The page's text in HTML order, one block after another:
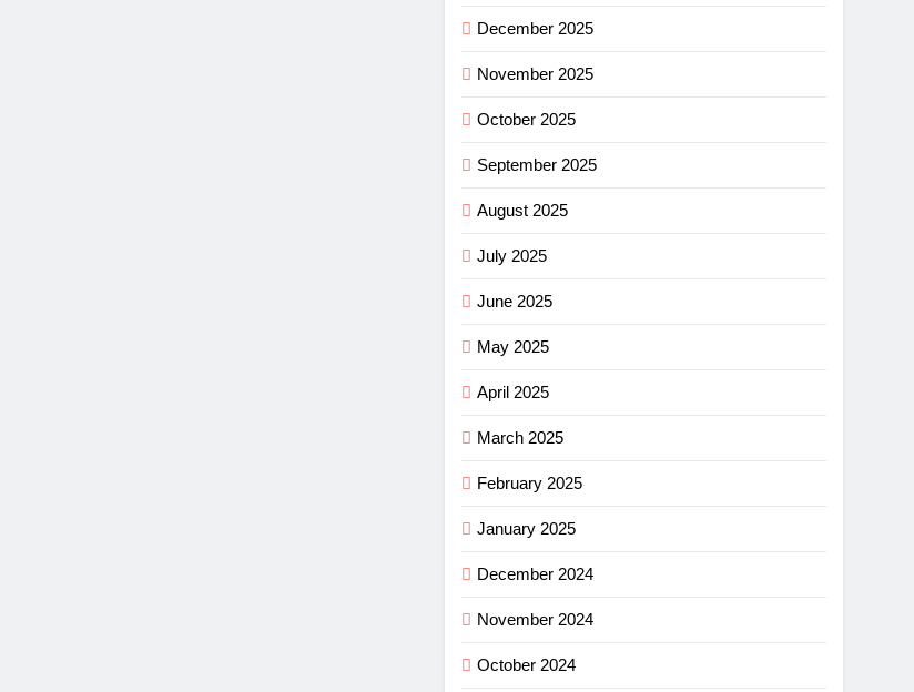
December 2025
November 2025
October 2025
September 2025
August 2025
July 2025
June 2025
May 2025
April 2025
March 2025
February 2025
January 2025
December 2024
November 2024
October 2024